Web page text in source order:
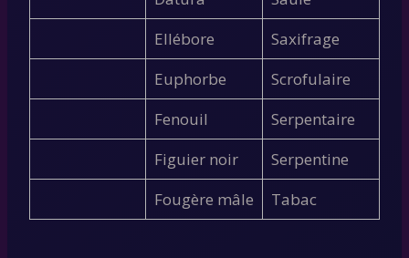
Ellébore
Saxifrage
Euphorbe
Scrofulaire
Fenouil
Serpentaire
Figuier noir
Serpentine
Fougère mâle
Tabac